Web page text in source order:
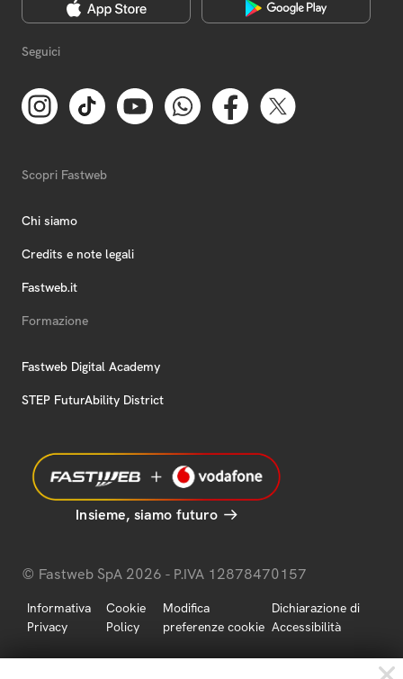
Seguici
Scopri Fastweb
Chi siamo
Credits e note legali
Fastweb.it
Formazione
Fastweb Digital Academy
STEP FuturAbility District
Insieme, siamo futuro
© Fastweb SpA 2026 - P.IVA 12878470157
Informativa
Privacy
Cookie
Policy
Modifica
preferenze cookie
Dichiarazione di
Accessibilità